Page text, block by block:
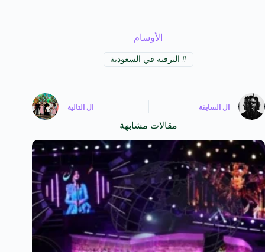
الأوسام
#الترفيه في السعودية
ال السابقة ال التالية
مقالات مشابهة